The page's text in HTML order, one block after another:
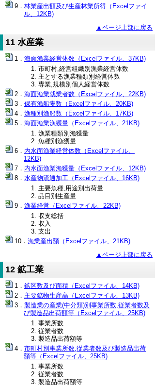
林業産出額及び生産林業所得（Excelファイ
ル、12KB)
▲ページ上部に戻る
11 水産業
海面漁業経営体数（Excelファイル、37KB)
市町村,経営組織別漁業経営体数
主とする漁業種類別経営体数
専業,規模別個人経営体数
海面漁業就業者数（Excelファイル、22KB)
保有漁船隻数（Excelファイル、20KB)
漁種別漁船数（Excelファイル、17KB)
海面漁業漁獲量（Excelファイル、21KB)
漁業種類別漁獲量
魚種別漁獲量
内水面漁業経営体数（Excelファイル、
12KB)
内水面漁業漁獲量（Excelファイル、12KB)
水産物流通加工（Excelファイル、16KB)
主要魚種,用途別出荷量
品目別生産量
漁業経営（Excelファイル、22KB)
収支総括
収入
支出
漁業産出額（Excelファイル、21KB)
▲ページ上部に戻る
12 鉱工業
鉱区数及び面積（Excelファイル、14KB)
主要鉱物生産高（Excelファイル、13KB)
製造業の産業(中分類)別事業所数,従業者数及
び製造品出荷額等（Excelファイル、25KB)
事業所数
従業者数
製造品出荷額等
市町村別事業所数,従業者数及び製造品出荷
額等（Excelファイル、25KB)
事業所数
従業者数
製造品出荷額等